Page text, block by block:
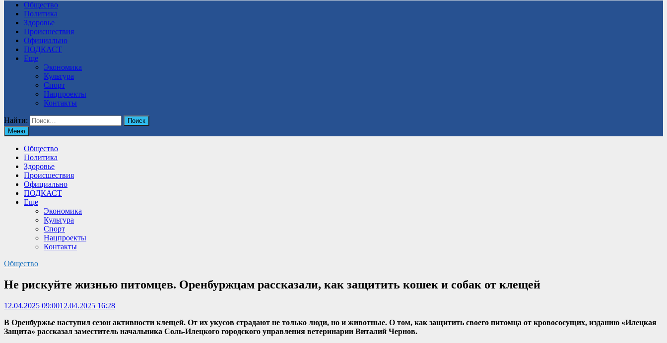
Общество
Политика
Здоровье
Происшествия
Официально
ПОДКАСТ
Еще
Экономика
Культура
Спорт
Нацпроекты
Контакты
Найти:
Меню
Общество
Политика
Здоровье
Происшествия
Официально
ПОДКАСТ
Еще
Экономика
Культура
Спорт
Нацпроекты
Контакты
Общество
Не рискуйте жизнью питомцев. Оренбуржцам рассказали, как защитить кошек и собак от клещей
12.04.2025 09:0012.04.2025 16:28
В Оренбуржье наступил сезон активности клещей. От их укусов страдают не только люди, но и животные. О том, как защитить своего питомца от кровососущих, изданию «Илецкая
Защита» рассказал заместитель начальника Соль-Илецкого городского управления ветеринарии Виталий Чернов.